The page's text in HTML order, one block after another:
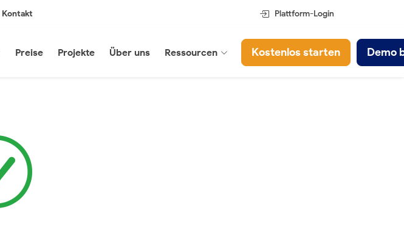
Kontakt Plattform-Login
Preise Projekte Über uns Ressourcen Kostenlos starten Demo